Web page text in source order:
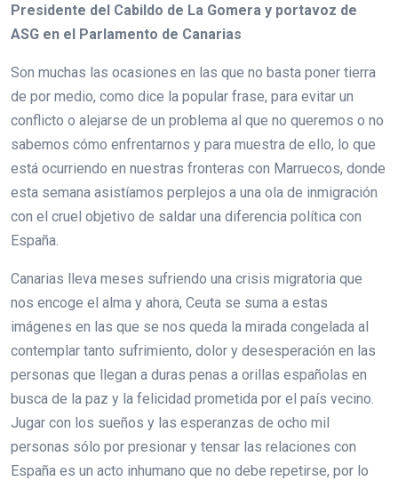
Presidente del Cabildo de La Gomera y portavoz de
ASG en el Parlamento de Canarias
Son muchas las ocasiones en las que no basta poner tierra
de por medio, como dice la popular frase, para evitar un
conflicto o alejarse de un problema al que no queremos o no
sabemos cómo enfrentarnos y para muestra de ello, lo que
está ocurriendo en nuestras fronteras con Marruecos, donde
esta semana asistíamos perplejos a una ola de inmigración
con el cruel objetivo de saldar una diferencia política con
España.
Canarias lleva meses sufriendo una crisis migratoria que
nos encoge el alma y ahora, Ceuta se suma a estas
imágenes en las que se nos queda la mirada congelada al
contemplar tanto sufrimiento, dolor y desesperación en las
personas que llegan a duras penas a orillas españolas en
busca de la paz y la felicidad prometida por el país vecino.
Jugar con los sueños y las esperanzas de ocho mil
personas sólo por presionar y tensar las relaciones con
España es un acto inhumano que no debe repetirse, por lo